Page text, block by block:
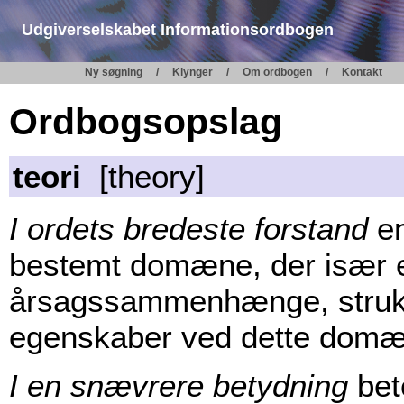
Udgiverselskabet Informationsordbogen
Ny søgning Klynger Om ordbogen Kontakt
Ordbogsopslag
teori [theory]
I ordets bredeste forstand
bestemt domæne, der især
årsagssammenhænge,
egenskaber ved dette
I en snævrere betydning